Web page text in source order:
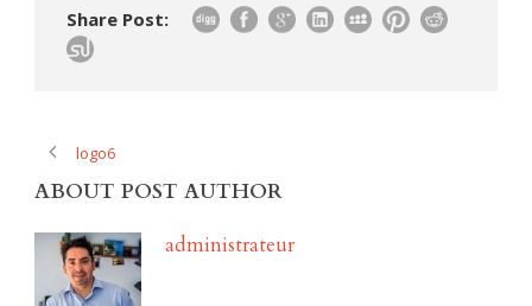
Share Post:
logo6
ABOUT POST AUTHOR
administrateur